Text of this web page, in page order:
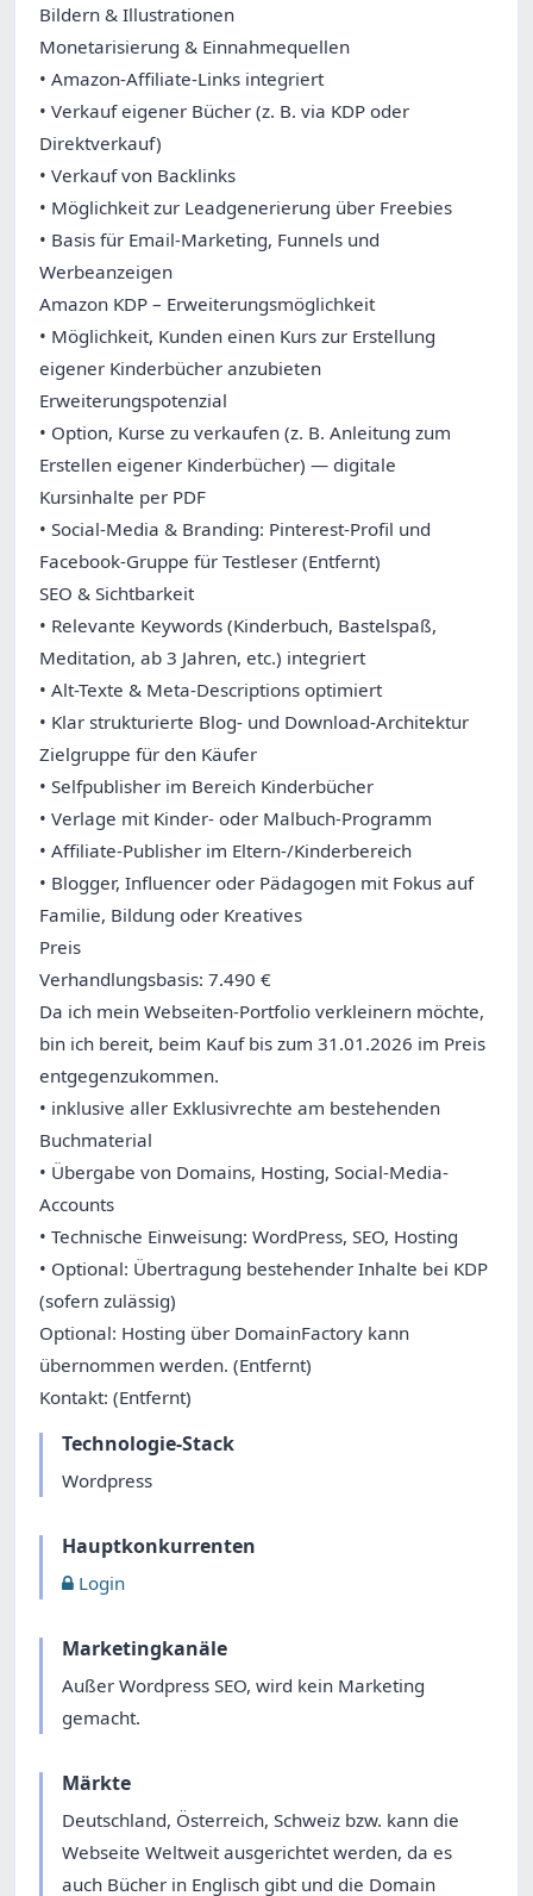
Bildern & Illustrationen
Monetarisierung & Einnahmequellen
• Amazon-Affiliate-Links integriert
• Verkauf eigener Bücher (z. B. via KDP oder
Direktverkauf)
• Verkauf von Backlinks
• Möglichkeit zur Leadgenerierung über Freebies
• Basis für Email-Marketing, Funnels und
Werbeanzeigen
Amazon KDP – Erweiterungsmöglichkeit
• Möglichkeit, Kunden einen Kurs zur Erstellung
eigener Kinderbücher anzubieten
Erweiterungspotenzial
• Option, Kurse zu verkaufen (z. B. Anleitung zum
Erstellen eigener Kinderbücher) — digitale
Kursinhalte per PDF
• Social-Media & Branding: Pinterest-Profil und
Facebook-Gruppe für Testleser (Entfernt)
SEO & Sichtbarkeit
• Relevante Keywords (Kinderbuch, Bastelspaß,
Meditation, ab 3 Jahren, etc.) integriert
• Alt-Texte & Meta-Descriptions optimiert
• Klar strukturierte Blog- und Download-Architektur
Zielgruppe für den Käufer
• Selfpublisher im Bereich Kinderbücher
• Verlage mit Kinder- oder Malbuch-Programm
• Affiliate-Publisher im Eltern-/Kinderbereich
• Blogger, Influencer oder Pädagogen mit Fokus auf
Familie, Bildung oder Kreatives
Preis
Verhandlungsbasis: 7.490 €
Da ich mein Webseiten-Portfolio verkleinern möchte,
bin ich bereit, beim Kauf bis zum 31.01.2026 im Preis
entgegenzukommen.
• inklusive aller Exklusivrechte am bestehenden
Buchmaterial
• Übergabe von Domains, Hosting, Social-Media-
Accounts
• Technische Einweisung: WordPress, SEO, Hosting
• Optional: Übertragung bestehender Inhalte bei KDP
(sofern zulässig)
Optional: Hosting über DomainFactory kann
übernommen werden. (Entfernt)
Kontakt: (Entfernt)
Technologie-Stack
Wordpress
Hauptkonkurrenten
Login
Marketingkanäle
Außer Wordpress SEO, wird kein Marketing
gemacht.
Märkte
Deutschland, Österreich, Schweiz bzw. kann die
Webseite Weltweit ausgerichtet werden, da es
auch Bücher in Englisch gibt und die Domain